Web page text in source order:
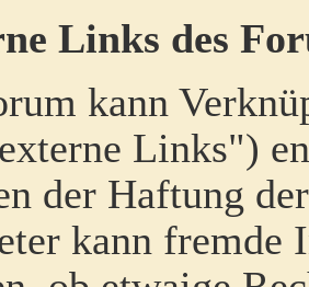
Links des
kann
Links")
der Haftung
kann fremde